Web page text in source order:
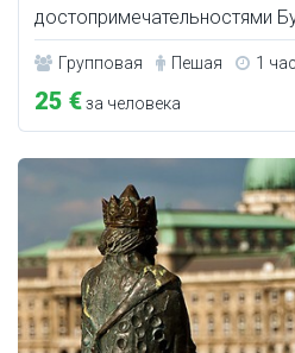
достопримечательностями
Групповая Пешая 1
25 €за человека